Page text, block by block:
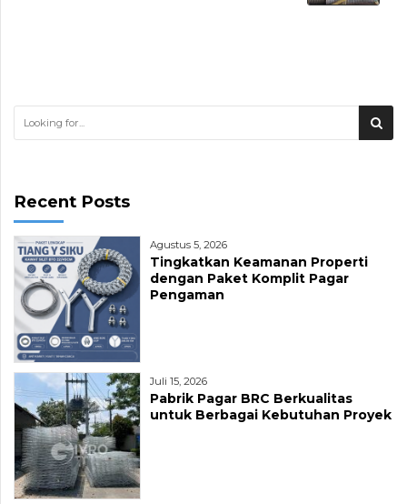
Recent Posts
Agustus 5, 2026
Tingkatkan Keamanan Properti
dengan Paket Komplit Pagar
Pengaman
Juli 15, 2026
Pabrik Pagar BRC Berkualitas
untuk Berbagai Kebutuhan Proyek